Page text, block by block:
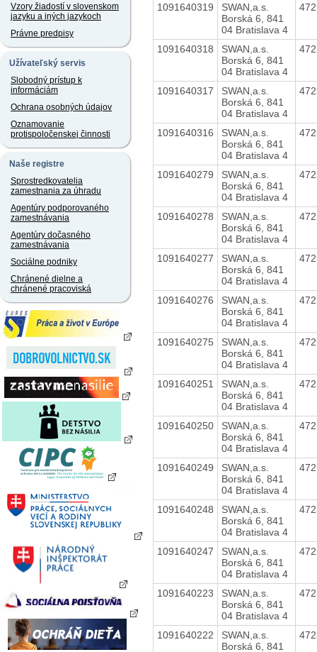
Vzory žiadostí v slovenskom
jazyku a iných jazykoch
Právne predpisy
Užívateľský servis
Slobodný prístup k
informáciám
Ochrana osobných údajov
Oznamovanie
protispoločenskej činnosti
Naše registre
Sprostredkovatelia
zamestnania za úhradu
Agentúry podporovaného
zamestnávania
Agentúry dočasného
zamestnávania
Sociálne podniky
Chránené dielne a
chránené pracoviská
1091640319
SWAN,a.s.
Borská 6, 841
04 Bratislava 4
1091640318
SWAN,a.s.
Borská 6, 841
04 Bratislava 4
1091640317
SWAN,a.s.
Borská 6, 841
04 Bratislava 4
1091640316
SWAN,a.s.
Borská 6, 841
04 Bratislava 4
1091640279
SWAN,a.s.
Borská 6, 841
04 Bratislava 4
1091640278
SWAN,a.s.
Borská 6, 841
04 Bratislava 4
1091640277
SWAN,a.s.
Borská 6, 841
04 Bratislava 4
1091640276
SWAN,a.s.
Borská 6, 841
04 Bratislava 4
1091640275
SWAN,a.s.
Borská 6, 841
04 Bratislava 4
1091640251
SWAN,a.s.
Borská 6, 841
04 Bratislava 4
1091640250
SWAN,a.s.
Borská 6, 841
04 Bratislava 4
1091640249
SWAN,a.s.
Borská 6, 841
04 Bratislava 4
1091640248
SWAN,a.s.
Borská 6, 841
04 Bratislava 4
1091640247
SWAN,a.s.
Borská 6, 841
04 Bratislava 4
1091640223
SWAN,a.s.
Borská 6, 841
04 Bratislava 4
1091640222
SWAN,a.s.
Borská 6, 841